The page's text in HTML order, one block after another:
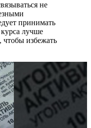
не
принимать
лучше
чтобы избежать